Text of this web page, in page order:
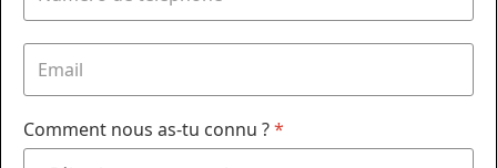
Comment nous as-tu connu ?*